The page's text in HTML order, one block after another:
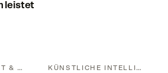
leistet
BARRIEREFREIHEIT & RECHT KÜNSTLICHE INTELLIGENZ